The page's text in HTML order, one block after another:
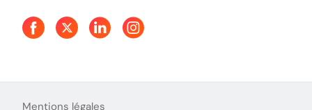
Presse
Mentions légales